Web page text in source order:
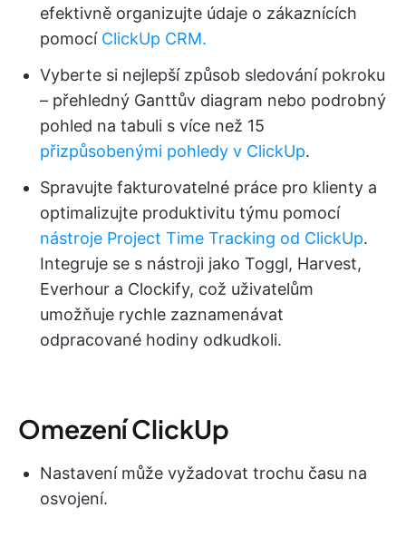
efektivně organizujte údaje o zákaznících
pomocí ClickUp CRM.
Vyberte si nejlepší způsob sledování pokroku
– přehledný Ganttův diagram nebo podrobný
pohled na tabuli s více než 15
přizpůsobenými pohledy v ClickUp.
Spravujte fakturovatelné práce pro klienty a
optimalizujte produktivitu týmu pomocí
nástroje Project Time Tracking od ClickUp.
Integruje se s nástroji jako Toggl, Harvest,
Everhour a Clockify, což uživatelům
umožňuje rychle zaznamenávat
odpracované hodiny odkudkoli.
Omezení ClickUp
Nastavení může vyžadovat trochu času na
osvojení.